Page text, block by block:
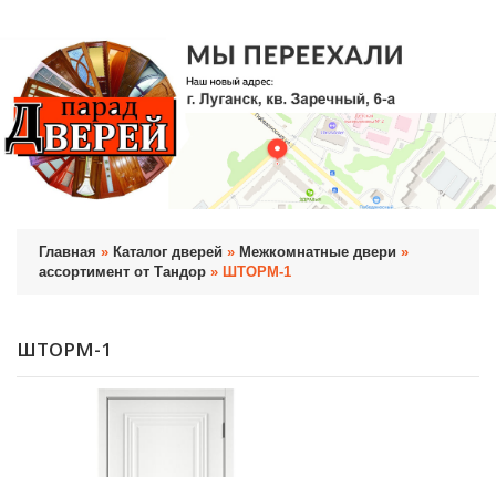
Главная » Каталог дверей » Межкомнатные двери »
ассортимент от Тандор » ШТОРМ-1
ШТОРМ-1